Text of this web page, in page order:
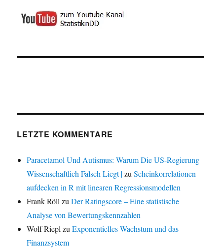
LETZTE KOMMENTARE
Paracetamol Und Autismus: Warum Die US-Regierung
Wissenschaftlich Falsch Liegt |zuScheinkorrelationen
aufdecken in R mit linearen Regressionsmodellen
Frank Röll zuDer Ratingscore – Eine statistische
Analyse von Bewertungskennzahlen
Wolf Riepl zuExponentielles Wachstum und das
Finanzsystem